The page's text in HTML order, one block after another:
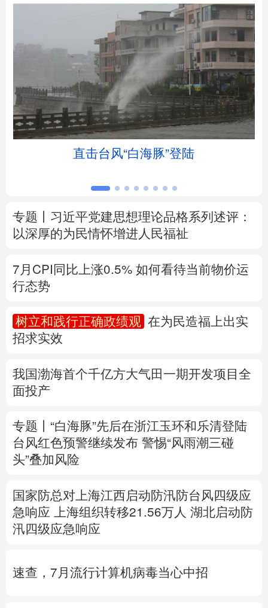
北京 天津 山西
辽宁 吉林 上海 江苏
安徽 福建
河南 湖北
广东 广西 海南 重庆
陕西
新疆 内蒙古
English
Русский язык 日本語 한국어
Deutsch
直击台风“白海豚”登陆
专题丨 习近平党建思想理论品格系列述评：
以深厚的为民情怀增进人民福祉
7月CPI同比上涨0.5% 如何看待当前物价运
行态势
树立和践行正确政绩观
在为民造福上出实
招求实效
我国渤海首个千亿方大气田一期开发项目全
面投产
专题丨 “白海豚”先后在浙江玉环和乐清登陆
台风红色预警继续发布 警惕“风雨潮三碰
头”叠加风险
国家防总对上海江西启动防汛防台风四级应
急响应
上海组织转移21.56万人 湖北启动防
汛四级应急响应
速查，7月流行计算机病毒当心中招